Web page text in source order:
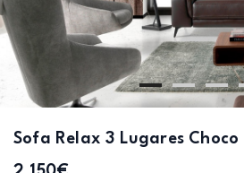
Sofa Relax 3 Lugares Choco